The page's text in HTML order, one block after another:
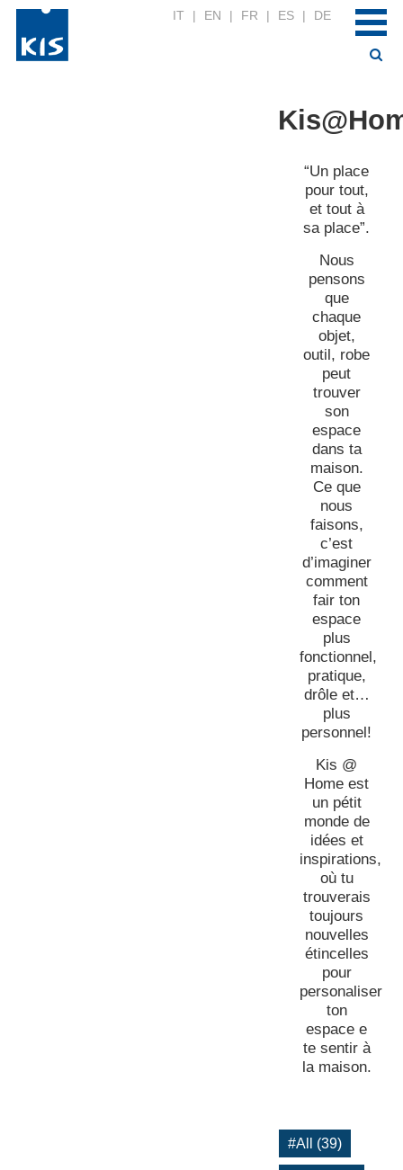
IT | EN | FR | ES | DE
“Un place
pour tout,
et tout à
sa place”.
Nous
pensons
que
chaque
objet,
outil, robe
peut
trouver
son
espace
dans ta
maison.
Ce que
nous
faisons,
c’est
d’imaginer
comment
fair ton
espace
plus
fonctionnel,
pratique,
drôle et…
plus
personnel!
Kis @
Home est
un pétit
monde de
idées et
inspirations,
où tu
trouverais
toujours
nouvelles
étincelles
pour
personaliser
ton
espace e
te sentir à
la maison.
#All (39)